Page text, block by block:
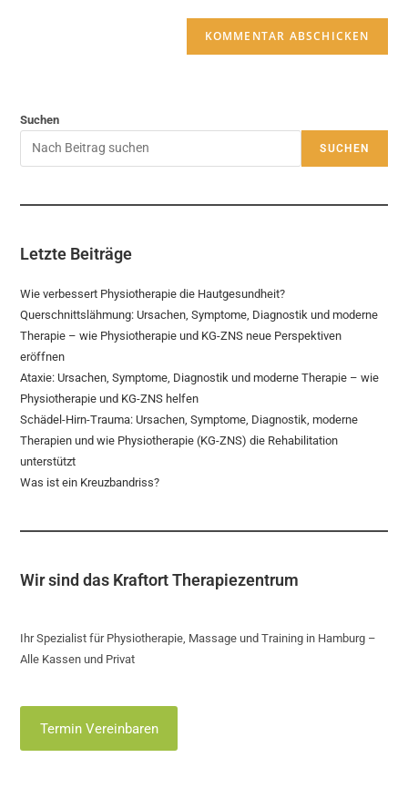
Suchen
SUCHEN
Letzte Beiträge
Wie verbessert Physiotherapie die Hautgesundheit?
Querschnittslähmung: Ursachen, Symptome, Diagnostik und moderne
Therapie – wie Physiotherapie und KG-ZNS neue Perspektiven
eröffnen
Ataxie: Ursachen, Symptome, Diagnostik und moderne Therapie – wie
Physiotherapie und KG-ZNS helfen
Schädel-Hirn-Trauma: Ursachen, Symptome, Diagnostik, moderne
Therapien und wie Physiotherapie (KG-ZNS) die Rehabilitation
unterstützt
Was ist ein Kreuzbandriss?
Wir sind das Kraftort Therapiezentrum
Ihr Spezialist für Physiotherapie, Massage und Training in Hamburg –
Alle Kassen und Privat
Termin Vereinbaren